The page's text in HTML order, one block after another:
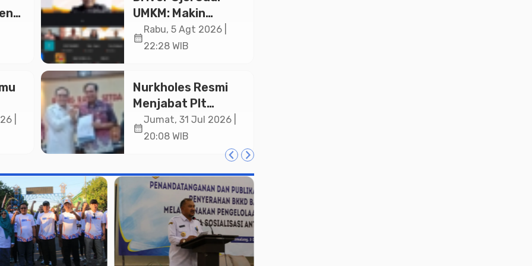
UMKM: Makin
Sejahtera atau
Merana? Ini
calendar_month
Rabu, 5 Agt 2026 |
22:28 WIB
|
Nurkholes Resmi
Menjabat Plt
Bupati Pemalang
calendar_month
Jumat, 31 Jul 2026 |
20:08 WIB